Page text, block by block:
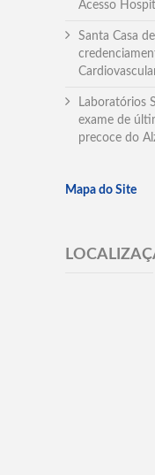
Acesso
Santa Casa
Laboratórios
exame de
precoce do
Mapa do Site